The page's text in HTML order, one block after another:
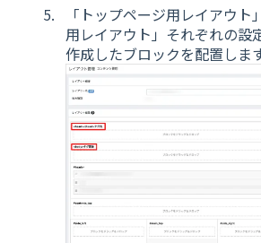
「トップページ用レイアウ
用レイアウト」それぞれの設
作成したブロックを配置します